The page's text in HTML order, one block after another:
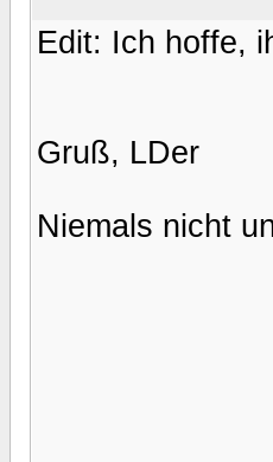
Edit: Ich hoffe,
Gruß, LDer
Niemals nicht